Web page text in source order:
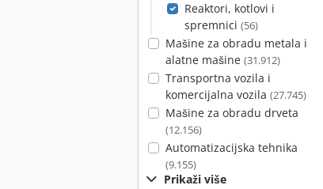
Reaktori, kotlovi i
spremnici (56)
Mašine za obradu metala i
alatne mašine (31.912)
Transportna vozila i
komercijalna vozila (27.745)
Mašine za obradu drveta
(12.156)
Automatizacijska tehnika
(9.155)
Prikaži više